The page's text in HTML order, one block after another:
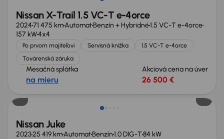
Nissan X-Trail 1.5 VC-T e-4orce
202471 475 kmAutomatBenzín + Hybridné1.5 VC-T e-4orce
157 kW4x4
Po prvom majiteľovi Servisná knižka
1.5 VC-T e-4orce
Továrenská záruka
Mesačná splátka
na mieru
Akciová cena na úver
26 500 €
Nissan Juke
202325 419 kmAutomatBenzín1.0 DIG-T84 kW